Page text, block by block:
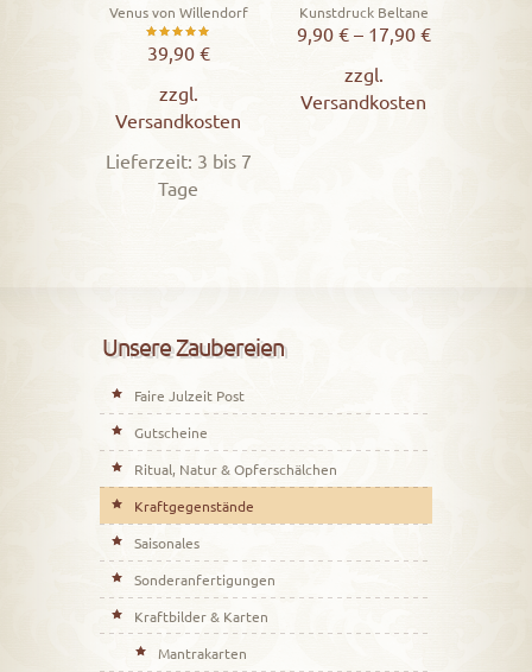
Venus von Willendorf
Bewertet
mit
5.00
39,90 €
zzgl.
Versandkosten
Lieferzeit: 3 bis 7
Tage
Kunstdruck Beltane
9,90 €– 17,90 €
zzgl.
Versandkosten
Unsere Zaubereien
Faire Julzeit Post
Gutscheine
Ritual, Natur & Opferschälchen
Kraftgegenstände
Saisonales
Sonderanfertigungen
Kraftbilder & Karten
Mantrakarten